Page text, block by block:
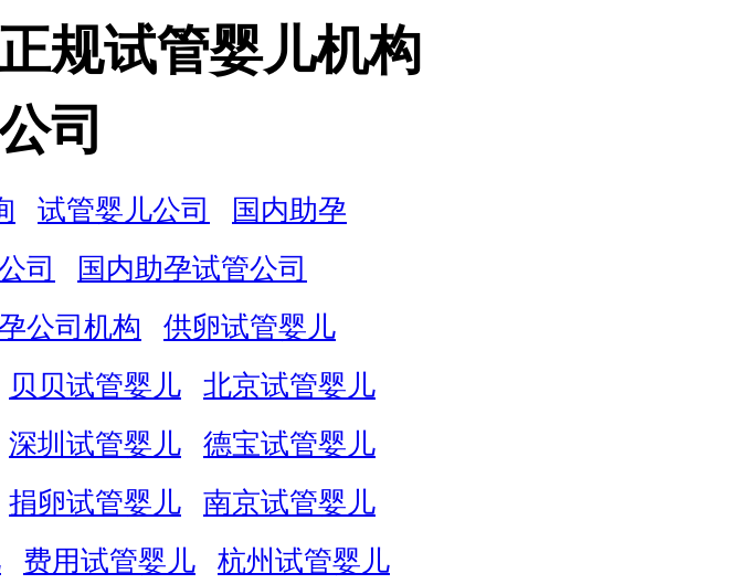
规试管婴儿机构
司
试管婴儿公司
国内助孕
司
国内助孕试管公司
公司机构
供卵试管婴儿
贝贝试管婴儿
北京试管婴儿
深圳试管婴儿
德宝试管婴儿
捐卵试管婴儿
南京试管婴儿
费用试管婴儿
杭州试管婴儿